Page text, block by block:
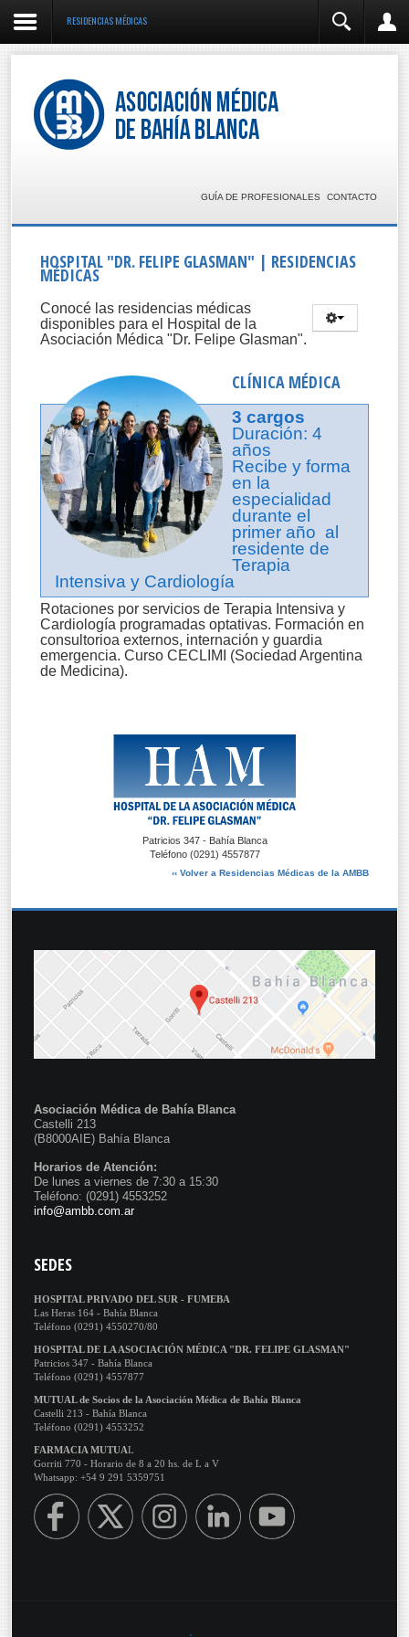
RESIDENCIAS MÉDICAS
Recordarme
¿Olvidó su clave?
CONTACTO
GUÍA DE PROFESIONALES
HOSPITAL "DR. FELIPE GLASMAN" | RESIDENCIAS
MÉDICAS
Conocé las residencias médicas
disponibles para el Hospital de la
Asociación Médica "Dr. Felipe Glasman".
CLÍNICA MÉDICA
3 cargos
Duración: 4
años
Recibe y forma
en la
especialidad
durante el
primer año al
residente de
Terapia
Intensiva y Cardiología
Rotaciones por servicios de Terapia Intensiva y
Cardiología programadas optativas. Formación en
consultorioa externos, internación y guardia
emergencia. Curso CECLIMI (Sociedad Argentina
de Medicina).
Patricios 347 - Bahía Blanca
Teléfono (0291) 4557877
‹‹ Volver a Residencias Médicas de la AMBB
Asociación Médica de Bahía Blanca
Castelli 213
(B8000AIE) Bahía Blanca
Horarios de Atención:
De lunes a viernes de 7:30 a 15:30
Teléfono: (0291) 4553252
info@ambb.com.ar
SEDES
HOSPITAL PRIVADO DEL SUR - FUMEBA
Las Heras 164 - Bahía Blanca
Teléfono (0291) 4550270/80
HOSPITAL DE LA ASOCIACIÓN MÉDICA "DR. FELIPE GLASMAN"
Patricios 347 - Bahía Blanca
Teléfono (0291) 4557877
MUTUAL de Socios de la Asociación Médica de Bahía Blanca
Castelli 213 - Bahía Blanca
Teléfono (0291) 4553252
FARMACIA MUTUAL
Gorriti 770 - Horario de 8 a 20 hs. de L a V
Whatsapp: +54 9 291 5359751